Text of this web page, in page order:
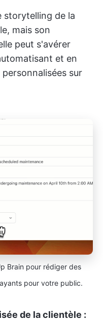
storytelling de la
mais son
peut s'avérer
et en
sur
Brain pour rédiger des
pour votre public.
de la clientèle :